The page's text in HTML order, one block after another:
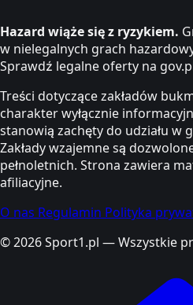
Hazard wiąże się z ryzykiem.
w nielegalnych grach
Sprawdź legalne oferty na
Treści dotyczące zakładów
charakter wyłącznie
stanowią zachęty do udziału w
Zakłady wzajemne są
pełnoletnich. Strona zawiera
afiliacyjne.
O nas Regulamin Polityka
© 2026 Sport1.pl — Wszystkie